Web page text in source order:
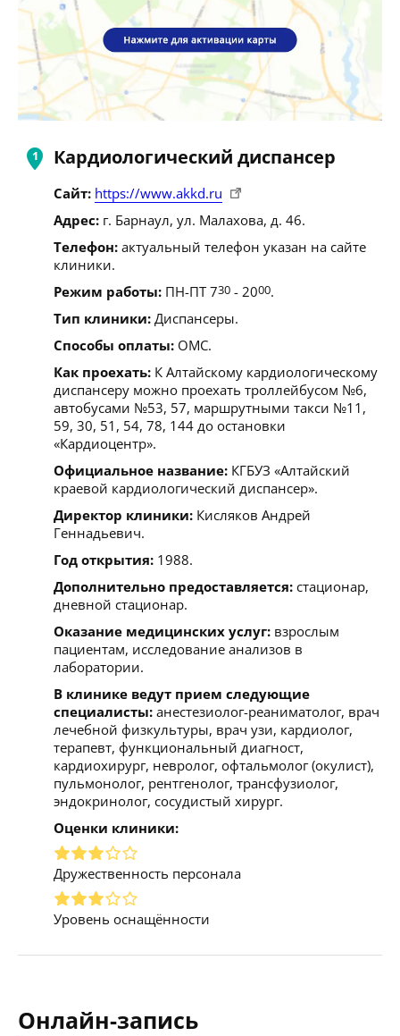
Кардиологический диспансер
Сайт: https://www.akkd.ru
Адрес: г. Барнаул, ул. Малахова, д. 46.
Телефон: актуальный телефон указан на сайте
клиники.
Режим работы: ПН-ПТ 730 - 2000.
Тип клиники: Диспансеры.
Способы оплаты: ОМС.
Как проехать: К Алтайскому кардиологическому
диспансеру можно проехать троллейбусом №6,
автобусами №53, 57, маршрутными такси №11,
59, 30, 51, 54, 78, 144 до остановки
«Кардиоцентр».
Официальное название: КГБУЗ «Алтайский
краевой кардиологический диспансер».
Директор клиники: Кисляков Андрей
Геннадьевич.
Год открытия: 1988.
Дополнительно предоставляется: стационар,
дневной стационар.
Оказание медицинских услуг: взрослым
пациентам, исследование анализов в
лаборатории.
В клинике ведут прием следующие
специалисты: анестезиолог-реаниматолог, врач
лечебной физкультуры, врач узи, кардиолог,
терапевт, функциональный диагност,
кардиохирург, невролог, офтальмолог (окулист),
пульмонолог, рентгенолог, трансфузиолог,
эндокринолог, сосудистый хирург.
Оценки клиники:
Дружественность персонала
Уровень оснащённости
Онлайн-запись